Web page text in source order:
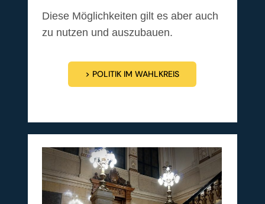
Diese Möglichkeiten gilt es aber auch
zu nutzen und auszubauen.
> POLITIK IM WAHLKREIS